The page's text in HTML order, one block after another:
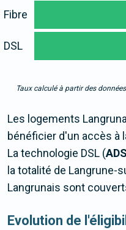
Fibre
DSL
Taux calculé à partir des
Les logements
bénéficier d'un accès à
La technologie DSL (
la totalité de Langrune-
Langrunais sont
Evolution de